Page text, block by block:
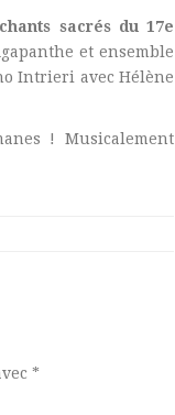
sacrés du 17e
et ensemble
Intrieri avec Hélène
! Musicalement
*